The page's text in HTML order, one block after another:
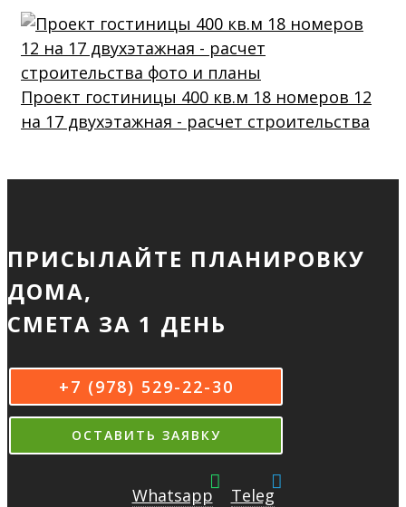
Проект гостиницы 400 кв.м 18 номеров 12
на 17 двухэтажная - расчет строительства
ПРИСЫЛАЙТЕ ПЛАНИРОВКУ
ДОМА,
СМЕТА ЗА 1 ДЕНЬ
+7 (978) 529-22-30
ОСТАВИТЬ ЗАЯВКУ
Whatsapp Teleg